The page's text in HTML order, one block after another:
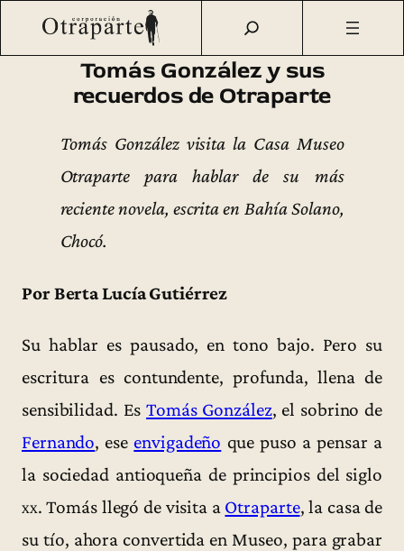
Saltar
Otraparte.org /Corporación Archivo de prensa
Tomás
González y sus recuerdos de Otraparte
Tomás González y sus
recuerdos de Otraparte
Tomás González visita la Casa Museo
Otraparte para hablar de su más
reciente novela, escrita en Bahía Solano,
Chocó.
Por Berta Lucía Gutiérrez
Su hablar es pausado, en tono bajo. Pero su
escritura es contundente, profunda, llena de
sensibilidad. EsTomás González, el sobrino de
Fernando, ese envigadeño que puso a pensar a
la sociedad antioqueña de principios del siglo
xx. Tomás llegó de visita a Otraparte, la casa de
su tío, ahora convertida en Museo, para grabar